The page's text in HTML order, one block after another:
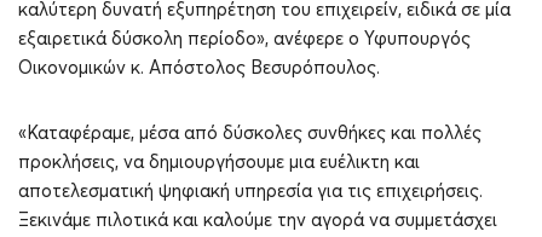
καλύτερη δυνατή εξυπηρέτηση του επιχειρείν, ειδικά σε μία
εξαιρετικά δύσκολη περίοδο», ανέφερε ο Υφυπουργός
Οικονομικών κ. Απόστολος Βεσυρόπουλος.
«Καταφέραμε, μέσα από δύσκολες συνθήκες και πολλές
προκλήσεις, να δημιουργήσουμε μια ευέλικτη και
αποτελεσματική ψηφιακή υπηρεσία για τις επιχειρήσεις.
Ξεκινάμε πιλοτικά και καλούμε την αγορά να συμμετάσχει